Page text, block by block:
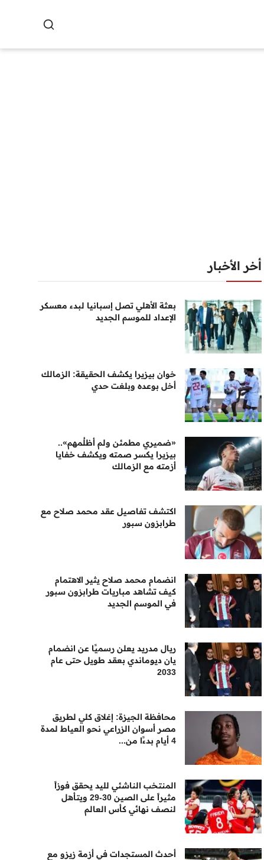
أخر الأخبار
بعثة الأهلي تصل إسبانيا لبدء معسكر
الإعداد للموسم الجديد
خوان بيزيرا يكشف الحقيقة: الزمالك
أخل بوعده وبلغت حدي
«ضميري مطمئن ولم أظلُمهم»..
بيزيرا يكسر صمته ويكشف خفايا
أزمته مع الزمالك
اكتشف تفاصيل عقد محمد صلاح مع
طرابزون سبور
انضمام محمد صلاح يثير الاهتمام
كيف تشاهد مباريات طرابزون سبور
في الموسم الجديد
ريال مدريد يعلن رسميًا عن انضمام
يان ديوماندي بعقد طويل حتى عام
2033
محافظة الجيزة: إغلاق كلي لطريق
مصر أسوان الزراعي نحو العياط لمدة
4 أيام بدءًا من...
المنتخب الناشئي لليد يحقق فوزاً
مثيراً على الصين 30-29 ويتأهل
لنصف نهائي كأس العالم
أحدث المستجدات في أزمة زيزو مع